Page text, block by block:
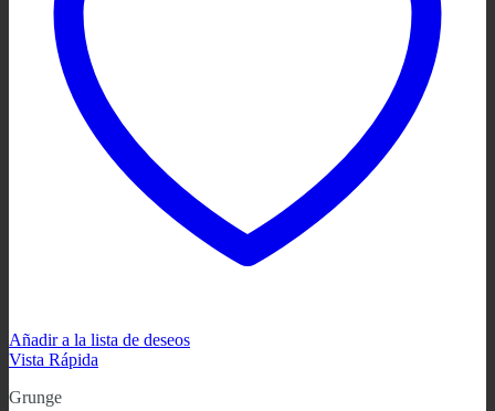
Añadir a la lista de deseos
Vista Rápida
Grunge